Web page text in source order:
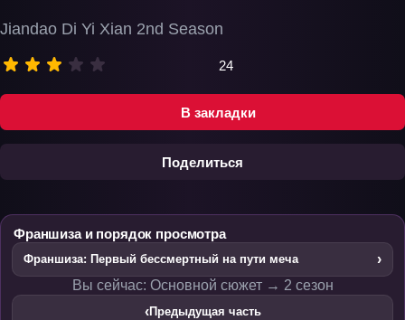
В закладки
Поделиться
Jiandao Di Yi Xian 2nd Season
24
Франшиза и порядок просмотра
Франшиза: Первый бессмертный на пути меча
›
Вы сейчас: Основной сюжет → 2 сезон
‹Предыдущая часть